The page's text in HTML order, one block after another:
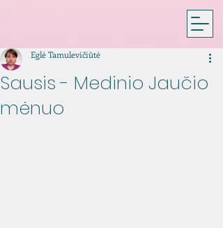
Sausis - Medinio Jaučio
mėnuo
Eglė Tamulevičiūtė